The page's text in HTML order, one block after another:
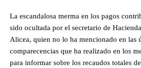
La escandalosa merma en los pagos
sido ocultada por el secretario de
Alicea, quien no lo ha mencionado en las
comparecencias que ha realizado en los
para informar sobre los recaudos totales